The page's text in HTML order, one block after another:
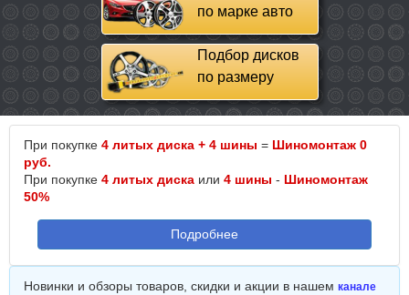
по марке авто
Подбор дисков
по размеру
При покупке 4 литых диска + 4 шины = Шиномонтаж 0
руб.
При покупке 4 литых диска или 4 шины - Шиномонтаж
50%
Подробнее
Новинки и обзоры товаров, скидки и акции в нашем канале